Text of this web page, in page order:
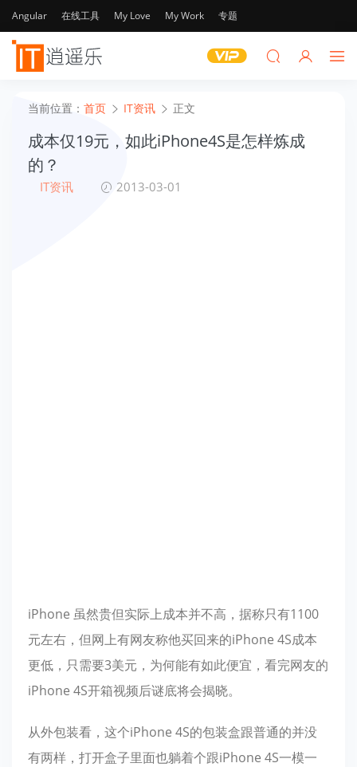
Angular 在线工具 My Love My Work 专题
当前位置： 首页 IT资讯 正文
成本仅19元，如此iPhone4S是怎样炼成
的？
IT资讯 2013-03-01
iPhone 虽然贵但实际上成本并不高，据称只有1100
元左右，但网上有网友称他买回来的iPhone 4S成本
更低，只需要3美元，为何能有如此便宜，看完网友的
iPhone 4S开箱视频后谜底将会揭晓。
从外包装看，这个iPhone 4S的包装盒跟普通的并没
有两样，打开盒子里面也躺着个跟iPhone 4S一模一